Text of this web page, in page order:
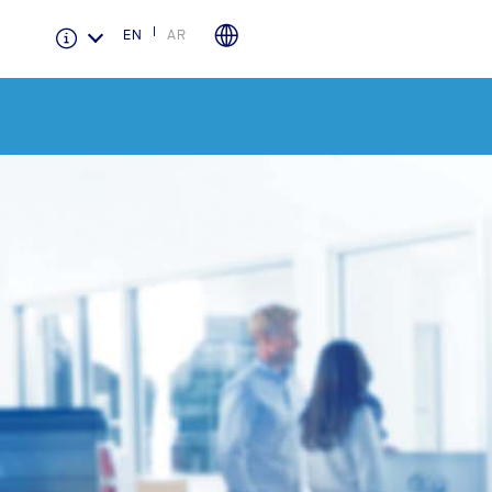
باقة الخدمة
باقة العناية بمجموعة ناقل الحركة
قطع غيار فورد الأصلية
موتوركرافت
قطع مقلدة
AR
EN